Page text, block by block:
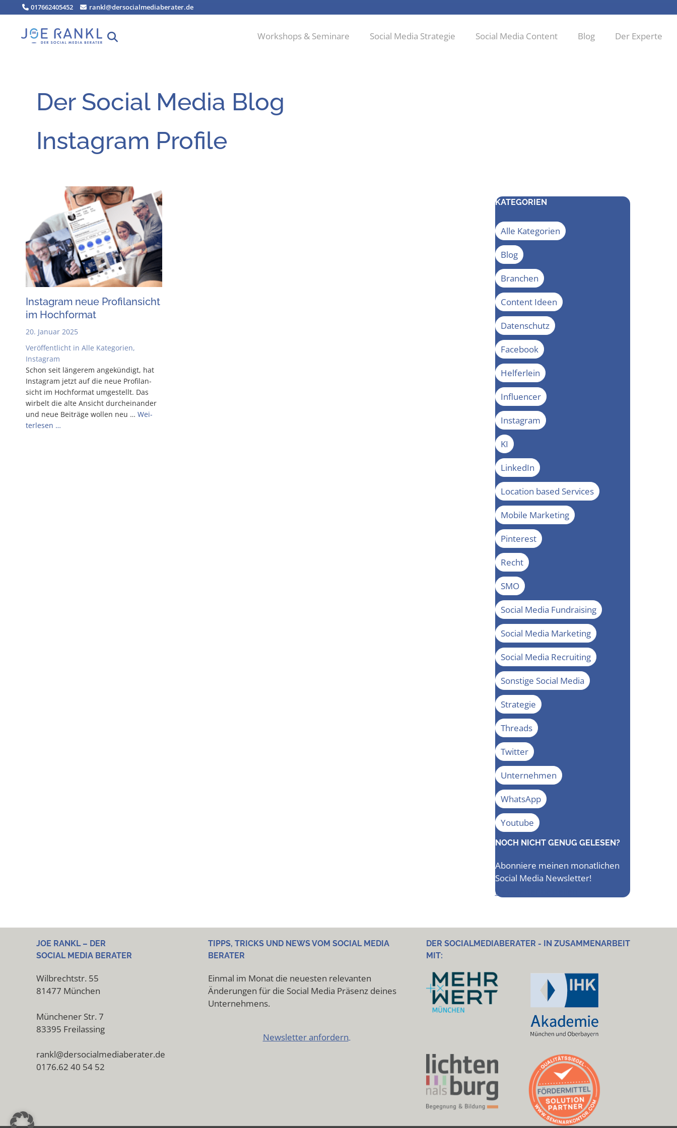
Inhalt
springen
017662405452 rankl@dersocialmediaberater.de
Workshops & Seminare Social Media Strategie Social Media Content Blog Der Experte
Der Social Media Blog
Instagram Profile
Insta­gram neue Pro­fil­an­sicht
im Hochformat
20. Januar 2025
Veröffentlicht in Alle Kategorien,
Instagram
Schon seit län­ge­rem ange­kün­digt, hat
Insta­gram jetzt auf die neue Pro­fil­an­
sicht im Hoch­for­mat umge­stellt. Das
wir­belt die alte Ansicht durch­ein­an­der
und neue Bei­trä­ge wol­len neu … Wei­
ter­le­sen …
KATEGORIEN
Alle Kategorien
Blog
Branchen
Content Ideen
Datenschutz
Facebook
Helferlein
Influencer
Instagram
KI
LinkedIn
Location based Services
Mobile Marketing
Pinterest
Recht
SMO
Social Media Fundraising
Social Media Marketing
Social Media Recruiting
Sonstige Social Media
Strategie
Threads
Twitter
Unternehmen
WhatsApp
Youtube
NOCH NICHT GENUG GELESEN?
Abonniere meinen monatlichen
Social Media Newsletter!
Newsletter bestellen
JOE RANKL – DER
SOCIAL MEDIA BERATER
Wilbrechtstr. 55
81477 München
Münchener Str. 7
83395 Freilassing
rankl@dersocialmediaberater.de
0176.62 40 54 52
TIPPS, TRICKS UND NEWS VOM SOCIAL MEDIA
BERATER
Einmal im Monat die neuesten relevanten
Änderungen für die Social Media Präsenz deines
Unternehmens.
Newsletter anfordern
DER SOCIALMEDIABERATER - IN ZUSAMMENARBEIT
MIT: